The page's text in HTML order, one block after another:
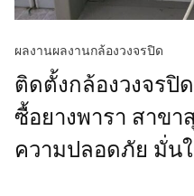
ผลงานผลงานกล้องวงจรปิด
ติดตั้งกล้องวงจรปิ
ซื้อยางพารา สาขา
ความปลอดภัย มั่น